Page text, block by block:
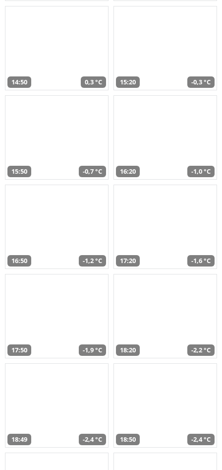
14:50 0,3 °C 15:20 -0,3 °C
15:50 -0,7 °C 16:20 -1,0 °C
16:50 -1,2 °C 17:20 -1,6 °C
17:50 -1,9 °C 18:20 -2,2 °C
18:49 -2,4 °C 18:50 -2,4 °C